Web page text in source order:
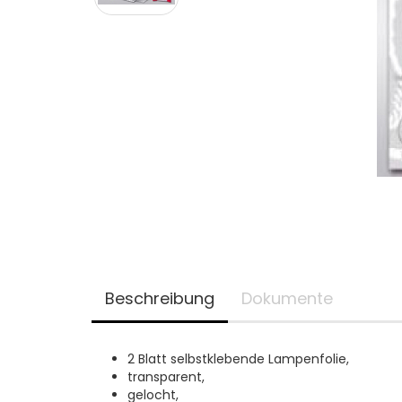
Beschreibung Dokumente
2 Blatt selbstklebende Lampenfolie,
transparent,
gelocht,